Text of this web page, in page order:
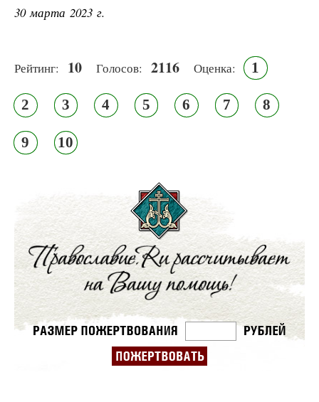
30 марта 2023 г.
Рейтинг: 10 Голосов: 2116 Оценка: 1
2 3 4 5 6 7 8
9 10